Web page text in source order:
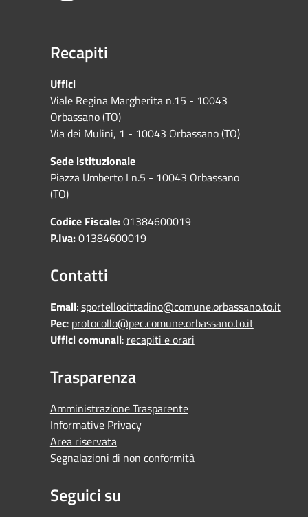
Recapiti
Uffici
Viale Regina Margherita n.15 - 10043
Orbassano (TO)
Via dei Mulini, 1 - 10043 Orbassano (TO)
Sede istituzionale
Piazza Umberto I n.5 - 10043 Orbassano
(TO)
Codice Fiscale:01384600019
P.Iva:01384600019
Contatti
Email:sportellocittadino@comune.orbassano.to.it
Pec: protocollo@pec.comune.orbassano.to.it
Uffici comunali: recapiti e orari
Trasparenza
Amministrazione Trasparente
Informative Privacy
Area riservata
Segnalazioni di non conformità
Seguici su